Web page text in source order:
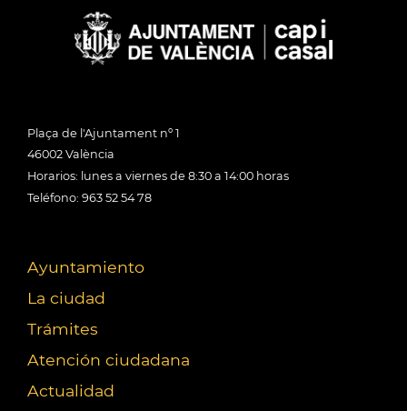
Plaça de l'Ajuntament nº 1
46002 València
Horarios: lunes a viernes de 8:30 a 14:00 horas
Teléfono: 963 52 54 78
Ayuntamiento
La ciudad
Trámites
Atención ciudadana
Actualidad